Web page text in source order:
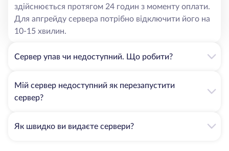
здійснюється протягом 24 годин з моменту оплати.
Для апгрейду сервера потрібно відключити його на
10-15 хвилин.
Сервер упав чи недоступний. Що робити?
Мій сервер недоступний як перезапустити
сервер?
Як швидко ви видаєте сервери?